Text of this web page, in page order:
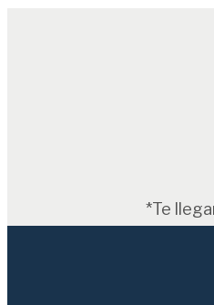
*Te